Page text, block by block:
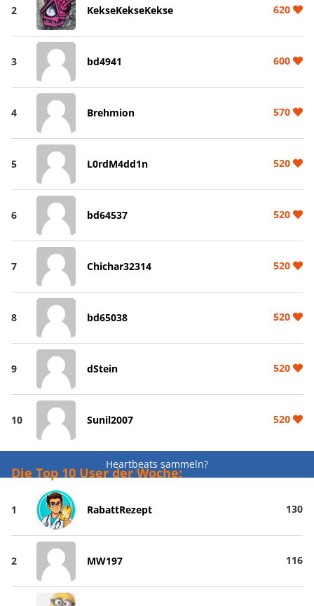
2 KekseKekseKekse 620
3 bd4941 600
4 Brehmion 570
5 L0rdM4dd1n 520
6 bd64537 520
7 Chichar32314 520
8 bd65038 520
9 dStein 520
10 Sunil2007 520
Heartbeats sammeln?
Die Top 10 User der Woche:
1 RabattRezept 130
2 MW197 116